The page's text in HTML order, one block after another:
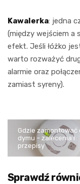
Kawalerka: jedna
(między wejściem a
efekt. Jeśli łóżko
warto rozważyć
alarmie oraz
zamiast syreny).
Gdzie zamontować
dymu – zalecenia i
przepisy
Sprawdź